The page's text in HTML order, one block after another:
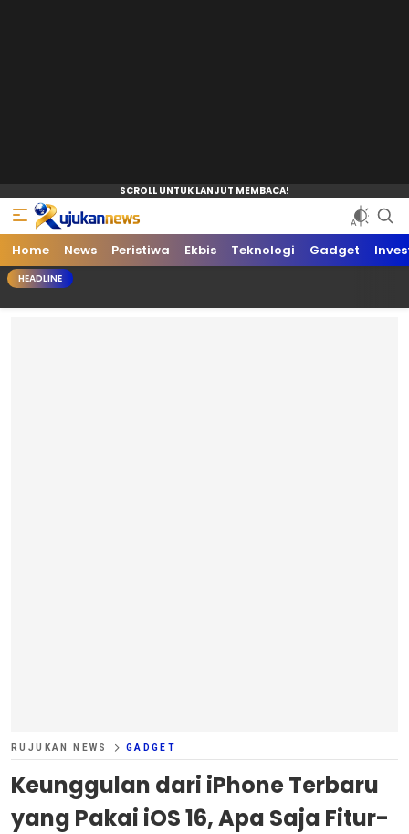
Home News Peristiwa Ekbis Teknologi Gadget
HEADLINE
RUJUKAN NEWS GADGET
Keunggulan dari iPhone Terbaru
yang Pakai iOS 16, Apa Saja Fitur-